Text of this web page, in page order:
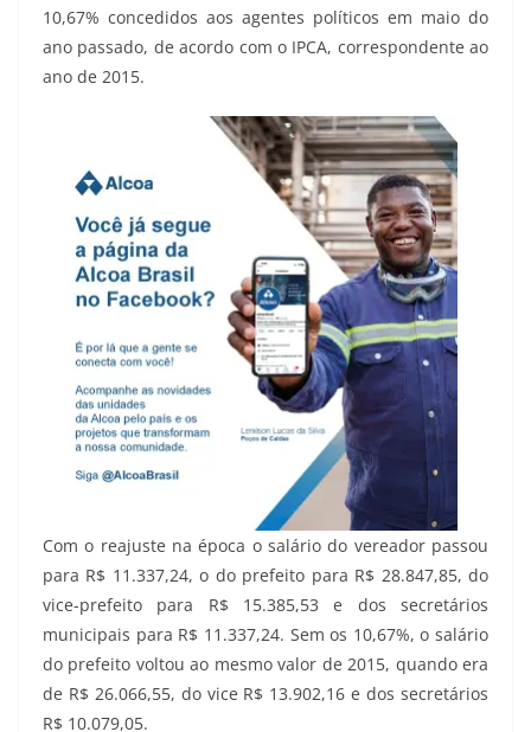
10,67% concedidos aos agentes políticos em maio do
ano passado, de acordo com o IPCA, correspondente ao
ano de 2015.
Com o reajuste na época o salário do vereador passou
para R$ 11.337,24, o do prefeito para R$ 28.847,85, do
vice-prefeito para R$ 15.385,53 e dos secretários
municipais para R$ 11.337,24. Sem os 10,67%, o salário
do prefeito voltou ao mesmo valor de 2015, quando era
de R$ 26.066,55, do vice R$ 13.902,16 e dos secretários
R$ 10.079,05.